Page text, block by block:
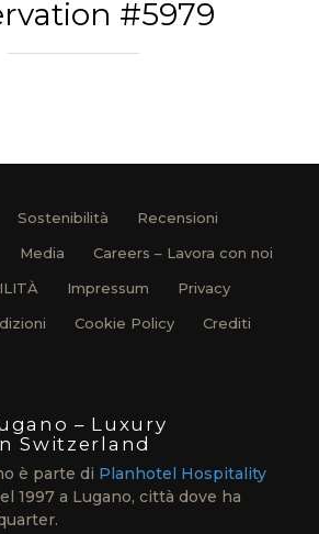
#5979
Sostenibilità
Recensioni
Media
Careers – Lavora con noi
Impressum
Privacy
Cookie Policy Crediti
– Luxury
Switzerland
è parte di Planhotel Hospitality
1997 a Lugano, città dove ha